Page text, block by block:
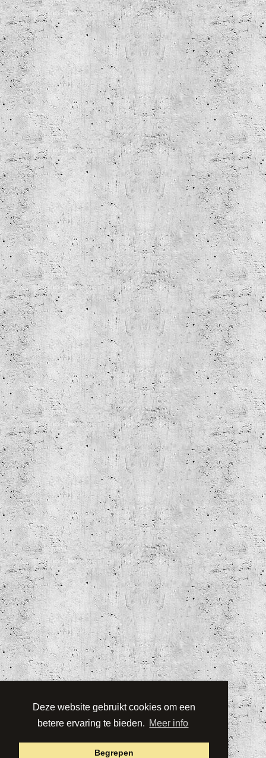
Deze website gebruikt cookies om een
betere ervaring te bieden. Meer info
Begrepen